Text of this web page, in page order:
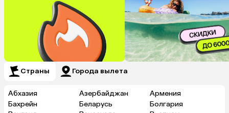
Страны Города вылета
Абхазия Азербайджан
Армения
Бахрейн
Беларусь
Болгария